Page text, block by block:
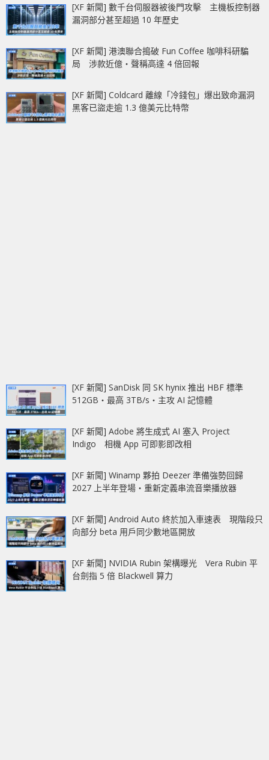
[XF 新聞] 數千台伺服器被後門攻擊 主機板控制器
漏洞部分甚至超過 10 年歷史
[XF 新聞] 港澳聯合搗破 Fun Coffee 咖啡科研騙
局 涉款近億‧聲稱高達 4 倍回報
[XF 新聞] Coldcard 離線「冷錢包」爆出致命漏洞
黑客已盜走逾 1.3 億美元比特幣
[XF 新聞] SanDisk 同 SK hynix 推出 HBF 標準
512GB‧最高 3TB/s‧主攻 AI 記憶體
[XF 新聞] Adobe 將生成式 AI 塞入 Project
Indigo 相機 App 可即影即改相
[XF 新聞] Winamp 夥拍 Deezer 準備強勢回歸
2027 上半年登場‧重新定義串流音樂播放器
[XF 新聞] Android Auto 終於加入車速表 現階段只
向部分 beta 用戶同少數地區開放
[XF 新聞] NVIDIA Rubin 架構曝光 Vera Rubin 平
台劍指 5 倍 Blackwell 算力